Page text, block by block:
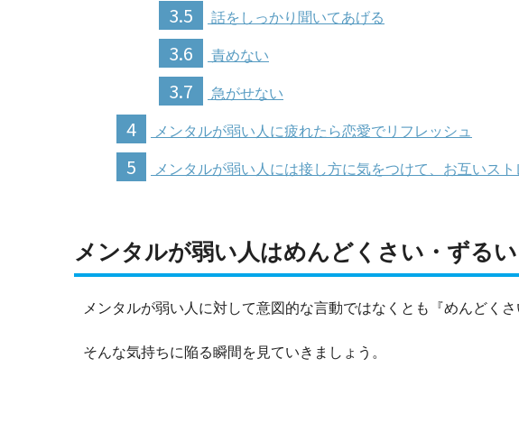
3.5 話をしっかり聞いてあげる
3.6 責めない
3.7 急がせない
4 メンタルが弱い人に疲れたら恋愛でリフレッシュ
5 メンタルが弱い人には接し方に気をつけて、お互いスト
メンタルが弱い人はめんどくさい・ずる
メンタルが弱い人に対して意図的な言動ではなくとも『めんどく
そんな気持ちに陥る瞬間を見ていきましょう。